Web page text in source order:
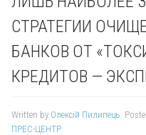
СТРАТЕГИИ
БАНКОВ ОТ
КРЕДИТОВ —
Written by Олексій Пилипець.
ПРЕС-ЦЕНТР